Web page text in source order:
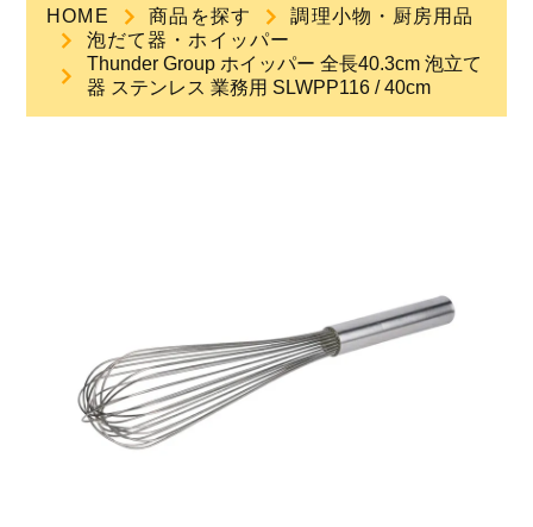
商品一覧
OEMについて
HOME 商品を探す
調理小物・厨房用品
泡だて器・ホイッパー
Thunder Group ホイッパー 全長40.3cm 泡立て
器 ステンレス 業務用 SLWPP116 / 40cm